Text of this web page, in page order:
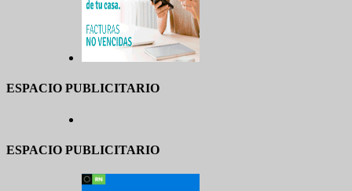
ESPACIO PUBLICITARIO
ESPACIO PUBLICITARIO